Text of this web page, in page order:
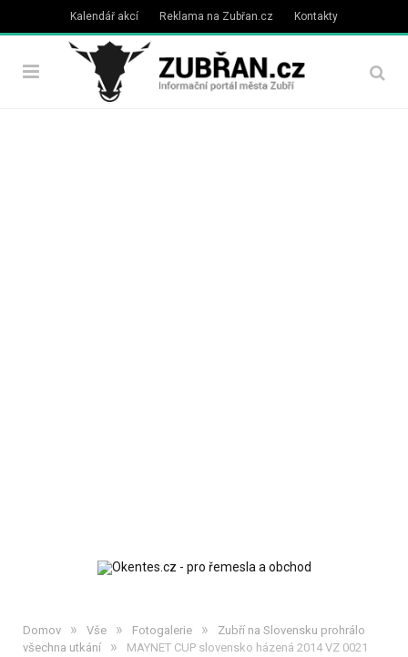
Kalendář akcí Reklama na Zubřan.cz Kontakty
Domov » Vše » Fotogalerie »
Zubří na Slovensku prohrálo
všechna utkání
» MAYNET CUP slovensko házená 2014 VZ 0021